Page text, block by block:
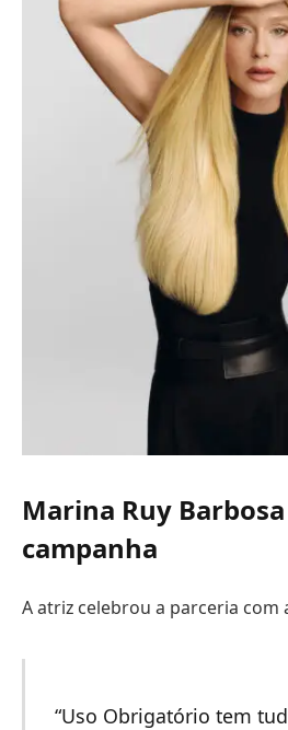
Marina Ruy Barbosa
campanha
A atriz celebrou a parceria com
“Uso Obrigatório tem